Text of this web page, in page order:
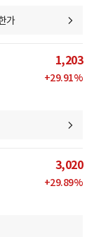
가
1,203
+29.91%
3,020
+29.89%